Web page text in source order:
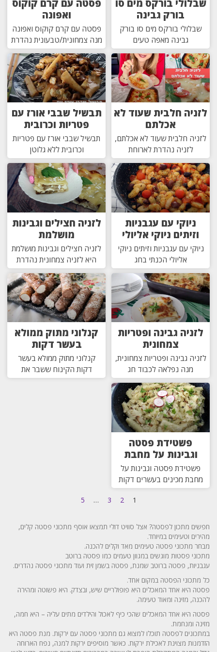
שבלולי בורקס מים סו
בורק גבינה
שבלולי בורקס מים סו בורק
גבינה מאפה טעים
פסטה עם קרם קוקוס
ואפונה
פסטה עם קרם קוקוס ואפונה
מנה צמחונית/טבעונית נהדרת
לזניה חלבית שעוד לא
אכלתם
לזניה חלבית שעוד לא אכלתם,
לזניה נהדרת לארוחת
תבשיל שבבי אורז עם
פטריות וכרובית
תבשיל שבבי אורז עם פטריות
וכרובית ללא גלוטן
ניוקי עם עגבניות
וזיתים ניוקי אליולי
ניוקי עם עגבניות וזיתים ניוקי
אליולי הכנתי בחג
לזניה חצילים וגבינות
מושלמת
לזניה חצילים וגבינות מושלמת
היא לזניה צמחונית נהדרת
לזניה גבינה ופטריות
צמחונית
לזניה גבינה ופטריות צמחונית,
מנה נפלאה לכבוד חג
קנלוני מתוק ממולא
בעשר דקות
קנלוני מתוק ממולא בעשר
דקות הקינוח ששבר את
פשטידת פסטה
וגבינות על מחבת
פשטידת פסטה וגבינות על
מחבת מכינים בעשרים דקות
1
2
3
…
5
חפשים מתכון לפסטה? אצל סוויט דולי תמצאו אוסף מתכוני פסטה קלים,
מהירים וטעימים במיוחד.
מבחר מתכוני פסטה טעימים מאד וקלים להכנה.
מתכוני פסטות מוגשים במגוון טעמים כמו פסטה ברוטב
עגבניות, פסטה ברוטב שמנת, פסטה בשמן זית ועוד מתכוני פסטה נהדרים.
כל מתכוני הפסטה במקום אחד.
פסטה היא אחד המאכלים היא פופולריים שיש, ובצדק. היא פשוטה ומהירה
להכנה, מזינה ומאוד טעימה.
פסטה היא אחד המאכלים שהכי כיף לאכול והילדים מתים עליה – היא חמה,
מזינה ומנחמת.
במתכונים לפסטה תוכלו למצוא גם מתכוני פסטה עם ירקות. מנת פסטה היא
הזדמנות מצוינת לאכילת ירקות. כאשר מוסיפים ירקות למנה, נפח הארוחה